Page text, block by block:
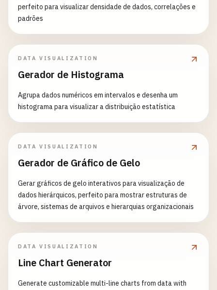
perfeito para visualizar densidade de dados, correlações e
padrões
DATA VISUALIZATION
Gerador de Histograma
Agrupa dados numéricos em intervalos e desenha um
histograma para visualizar a distribuição estatística
DATA VISUALIZATION
Gerador de Gráfico de Gelo
Gerar gráficos de gelo interativos para visualização de
dados hierárquicos, perfeito para mostrar estruturas de
árvore, sistemas de arquivos e hierarquias organizacionais
DATA VISUALIZATION
Line Chart Generator
Generate customizable multi-line charts from data with